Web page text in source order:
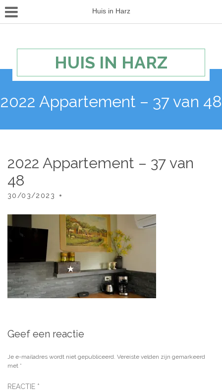
Huis in Harz
HUIS IN HARZ
2022 Appartement – 37 van 48
2022 Appartement – 37 van
48
30/03/2023
Geef een reactie
Je e-mailadres wordt niet gepubliceerd. Vereiste velden zijn gemarkeerd
met *
REACTIE *